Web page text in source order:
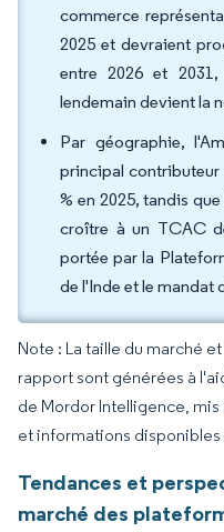
commerce
2025 et devraient
entre 2026 et
lendemain devient la
Par géographie,
principal contributeur
% en 2025, tandis
croître à un TCAC
portée par la
de l'Inde et le mandat
Note : La taille du marché
rapport sont générées à
de Mordor Intelligence,
et informations disponibles
Tendances et
marché des